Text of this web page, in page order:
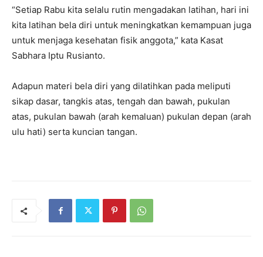
“Setiap Rabu kita selalu rutin mengadakan latihan, hari ini
kita latihan bela diri untuk meningkatkan kemampuan juga
untuk menjaga kesehatan fisik anggota,” kata Kasat
Sabhara Iptu Rusianto.
Adapun materi bela diri yang dilatihkan pada meliputi
sikap dasar, tangkis atas, tengah dan bawah, pukulan
atas, pukulan bawah (arah kemaluan) pukulan depan (arah
ulu hati) serta kuncian tangan.